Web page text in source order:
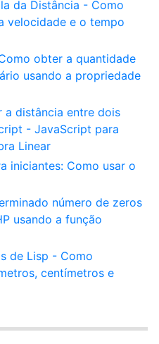
da Distância - Como
velocidade e o tempo
obter a quantidade
usando a propriedade
a distância entre dois
- JavaScript para
Linear
iniciantes: Como usar o
número de zeros
usando a função
de Lisp - Como
centímetros e